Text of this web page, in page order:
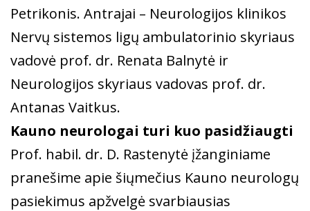
Petrikonis. Antrajai – Neurologijos klinikos
Nervų sistemos ligų ambulatorinio skyriaus
vadovė prof. dr. Renata Balnytė ir
Neurologijos skyriaus vadovas prof. dr.
Antanas Vaitkus.
Kauno neurologai turi kuo pasidžiaugti
Prof. habil. dr. D. Rastenytė įžanginiame
pranešime apie šiųmečius Kauno neurologų
pasiekimus apžvelgė svarbiausias